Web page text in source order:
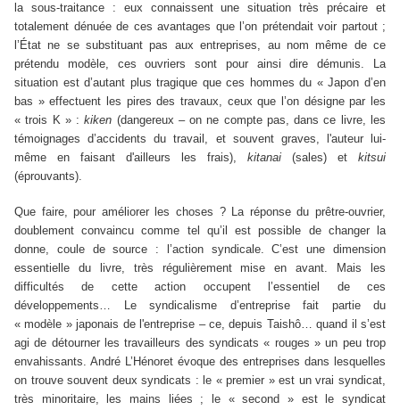
la sous-traitance : eux connaissent une situation très précaire et
totalement dénuée de ces avantages que l’on prétendait voir partout ;
l’ État ne se substituant pas aux entreprises, au nom même de ce
prétendu modèle, ces ouvriers sont pour ainsi dire démunis. La
situation est d’autant plus tragique que ces hommes du «Japon d’en
bas » effectuent les pires des travaux, ceux que l’on désigne par les
« trois K » :kiken (dangereux – on ne compte pas, dans ce livre, les
témoignages d’accidents du travail, et souvent graves, l'auteur lui-
même en faisant d'ailleurs les frais), kitanai (sales) et kitsui
(éprouvants).
Que faire, pour améliorer les choses ? La réponse du prêtre-ouvrier,
doublement convaincu comme tel qu’il est possible de changer la
donne, coule de source : l’action syndicale. C’est une dimension
essentielle du livre, très régulièrement mise en avant. Mais les
difficultés de cette action occupent l’essentiel de ces
développements… Le syndicalisme d’entreprise fait partie du
« modèle » japonais de l'entreprise – ce, depuis Taishô… quand il s’est
agi de détourner les travailleurs des syndicats « rouges » un peu trop
envahissants. André L’Hénoret évoque des entreprises dans lesquelles
on trouve souvent deux syndicats : le « premier » est un vrai syndicat,
très minoritaire, les mains liées ; le « second » est le syndicat